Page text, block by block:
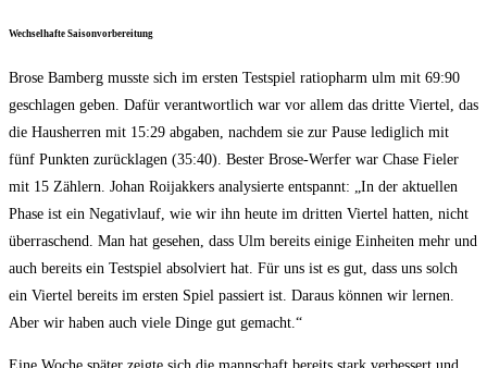
Wech­sel­haf­te Saisonvorbereitung
Bro­se Bam­berg muss­te sich im ers­ten Test­spiel ratio­ph­arm ulm mit 69:90
geschla­gen geben. Dafür ver­ant­wort­lich war vor allem das drit­te Vier­tel, das
die Haus­her­ren mit 15:29 abga­ben, nach­dem sie zur Pau­se ledig­lich mit
fünf Punk­ten zurück­la­gen (35:40). Bes­ter Bro­se-Wer­fer war Cha­se Fie­ler
mit 15 Zäh­lern. Johan Roi­jak­kers ana­ly­sier­te ent­spannt: „In der aktu­el­len
Pha­se ist ein Nega­tiv­lauf, wie wir ihn heu­te im drit­ten Vier­tel hat­ten, nicht
über­ra­schend. Man hat gese­hen, dass Ulm bereits eini­ge Ein­hei­ten mehr und
auch bereits ein Test­spiel absol­viert hat. Für uns ist es gut, dass uns solch
ein Vier­tel bereits im ers­ten Spiel pas­siert ist. Dar­aus kön­nen wir ler­nen.
Aber wir haben auch vie­le Din­ge gut gemacht.“